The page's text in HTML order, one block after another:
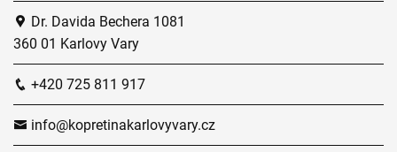
Dr. Davida Bechera 1081
360 01 Karlovy Vary
+420 725 811 917
info@kopretinakarlovyvary.cz